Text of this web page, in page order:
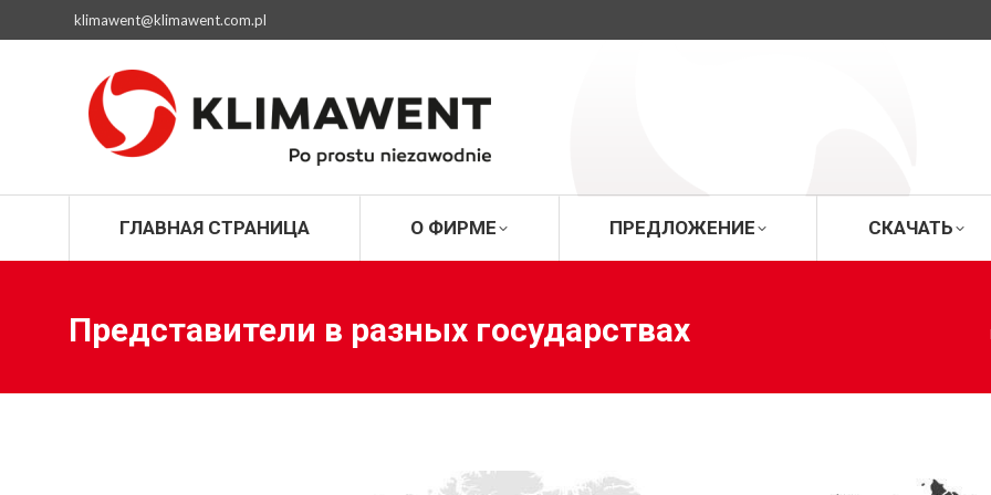
klimawent@klimawent.com.pl
ГЛАВНАЯ СТРАНИЦА О ФИРМЕ ПРЕДЛОЖЕНИЕ СКАЧАТЬ
Представители в разных государствах